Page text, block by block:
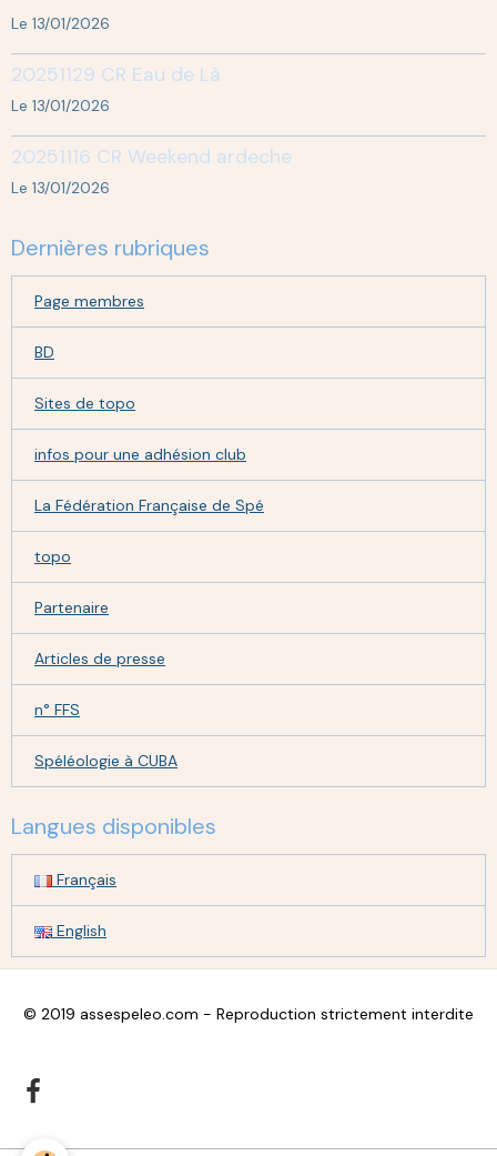
Le 13/01/2026
20251129 CR Eau de Là
Le 13/01/2026
20251116 CR Weekend ardeche
Le 13/01/2026
Dernières rubriques
Page membres
BD
Sites de topo
infos pour une adhésion club
La Fédération Française de Spé
topo
Partenaire
Articles de presse
n° FFS
Spéléologie à CUBA
Langues disponibles
Français
English
© 2019 assespeleo.com - Reproduction strictement interdite